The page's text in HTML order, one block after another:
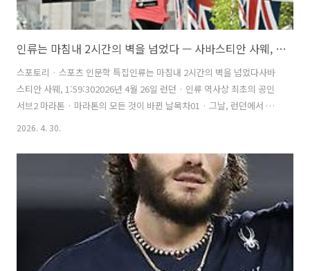
인류는 마침내 2시간의 벽을 넘었다 — 사바스티안 사웨, 1:59:30
스포토리 · 스포츠 인문학 특집인류는 마침내 2시간의 벽을 넘었다사바
스티안 사웨, 1:59:302026년 4월 26일 런던 · 인류 역사상 최초의 공인
서브2 마라톤 · 마라톤의 모든 것이 바뀐 날목차01 · 그날, 런던에서 일
어난 일02 · 사바스티안 사웨는 누구인가 — 전기(傳記)03 · 훈련, 식단,
어떻게 결백을 증명했나05 · 세계 매체들의 반응06 · 마라톤의 미래 —
2시간 벽 이후 무엇이 달라지나01 · 그날, 런던에서 일어난 일 2026년 4
월 26일 일요일. 런던 마라톤 결승선 앞에 80만 명의 인파가 모였습니다.
오후의 템스강 변, 기온 10~15도, 바람은 거의 없었습니다. 완벽한 날이
었습니다. 케냐의 사바스티..
2026. 4. 30.